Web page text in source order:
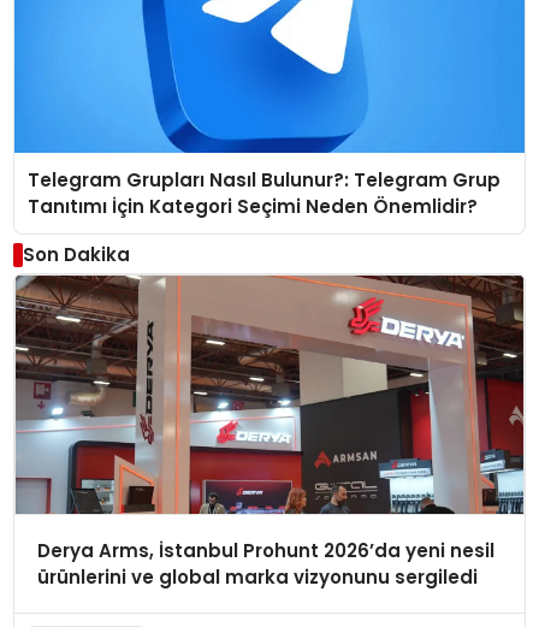
Telegram Grupları Nasıl Bulunur?: Telegram Grup
Tanıtımı İçin Kategori Seçimi Neden Önemlidir?
Son Dakika
Derya Arms, İstanbul Prohunt 2026’da yeni nesil
ürünlerini ve global marka vizyonunu sergiledi